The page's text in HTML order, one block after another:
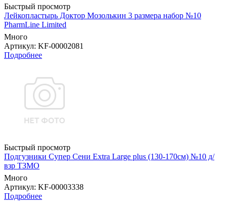
Быстрый просмотр
Лейкопластырь Доктор Мозолькин 3 размера набор №10
PharmLine Limited
Много
Артикул: KF-00002081
Подробнее
Быстрый просмотр
Подгузники Супер Сени Extra Large plus (130-170см) №10 д/
взр ТЗМО
Много
Артикул: KF-00003338
Подробнее